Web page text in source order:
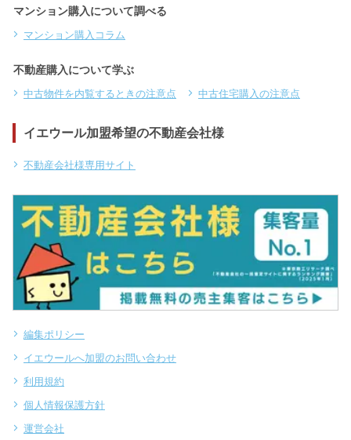
マンション購入について調べる
マンション購入コラム
不動産購入について学ぶ
中古物件を内覧するときの注意点 中古住宅購入の注意点
イエウール加盟希望の不動産会社様
不動産会社様専用サイト
編集ポリシー
イエウールへ加盟のお問い合わせ
利用規約
個人情報保護方針
運営会社